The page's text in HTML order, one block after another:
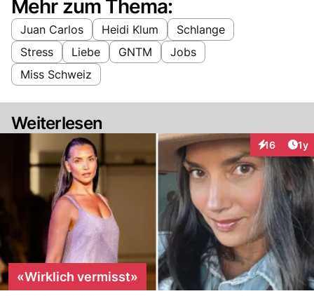
Mehr zum Thema:
Juan Carlos Heidi Klum
Schlange
Stress
Liebe GNTM
Jobs
Miss Schweiz
Weiterlesen
16 1y
«Wirklich vermisst»